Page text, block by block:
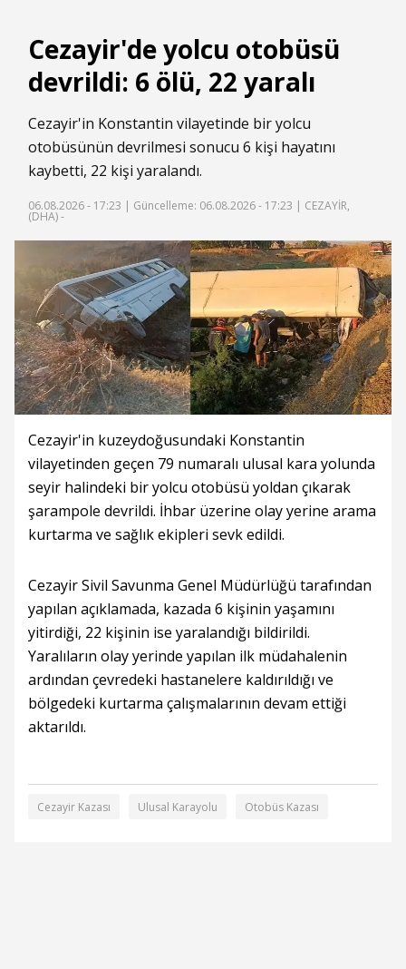
Cezayir'de yolcu otobüsü
devrildi: 6 ölü, 22 yaralı
Cezayir'in Konstantin vilayetinde bir yolcu
otobüsünün devrilmesi sonucu 6 kişi hayatını
kaybetti, 22 kişi yaralandı.
06.08.2026 - 17:23 | Güncelleme: 06.08.2026 - 17:23 | CEZAYİR,
(DHA) -
Cezayir'in kuzeydoğusundaki Konstantin
vilayetinden geçen 79 numaralı ulusal kara yolunda
seyir halindeki bir yolcu otobüsü yoldan çıkarak
şarampole devrildi. İhbar üzerine olay yerine arama
kurtarma ve sağlık ekipleri sevk edildi.
Cezayir Sivil Savunma Genel Müdürlüğü tarafından
yapılan açıklamada, kazada 6 kişinin yaşamını
yitirdiği, 22 kişinin ise yaralandığı bildirildi.
Yaralıların olay yerinde yapılan ilk müdahalenin
ardından çevredeki hastanelere kaldırıldığı ve
bölgedeki kurtarma çalışmalarının devam ettiği
aktarıldı.
Cezayir Kazası Ulusal Karayolu Otobüs Kazası